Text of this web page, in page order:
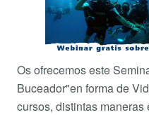
Os ofrecemos este
Buceador"en forma de
cursos, distintas